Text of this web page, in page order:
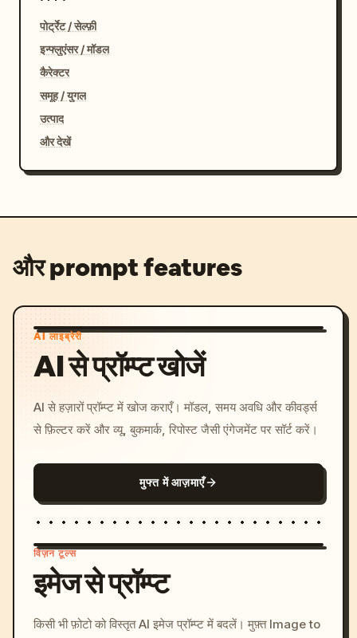
पोर्ट्रेट / सेल्फ़ी
इन्फ्लुएंसर / मॉडल
कैरेक्टर
समूह / युगल
उत्पाद
और देखें
और prompt features
AI लाइब्रेरी
AI से प्रॉम्प्ट खोजें
AI से हज़ारों प्रॉम्प्ट में खोज कराएँ। मॉडल, समय अवधि और कीवर्ड्स
से फ़िल्टर करें और व्यू, बुकमार्क, रिपोस्ट जैसी एंगेजमेंट पर सॉर्ट करें।
मुफ्त में आज़माएँ
c, cyberpunk sunset, neon
विज़न टूल्स
इमेज से प्रॉम्प्ट
किसी भी फ़ोटो को विस्तृत AI इमेज प्रॉम्प्ट में बदलें। मुफ़्त Image to